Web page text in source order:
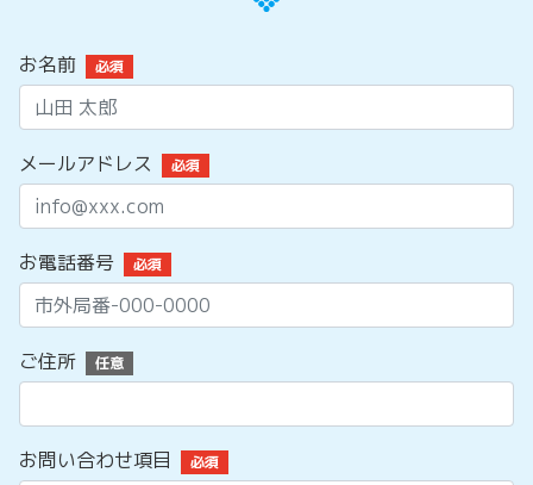
お名前 必須
メールアドレス 必須
お電話番号 必須
ご住所 任意
お問い合わせ項目 必須